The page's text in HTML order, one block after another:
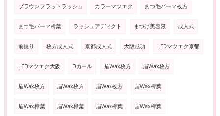
ブラウンフラットラッシュ カラーマツエク まつ毛パーマ枚方
まつ毛パーマ樟葉 ラッシュアディクト まつげ美容液 成人式
前撮り 枚方成人式 京都成人式 大阪成功 LEDマツエク京都
LEDマツエク大阪 Dカール 眉Wax枚方 眉Wax枚方
眉Wax枚方 眉Wax枚方 眉Wax枚方 眉Wax樟葉
眉Wax樟葉 眉Wax樟葉 眉Wax樟葉 眉Wax樟葉